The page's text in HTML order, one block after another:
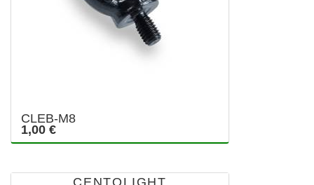
CLEB-M8
1,00 €